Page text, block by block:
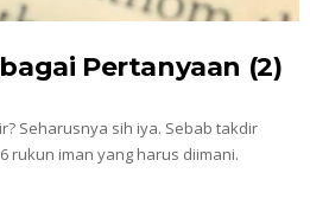
Pertanyaan (2)
Seharusnya sih iya. Sebab takdir
rukun iman yang harus diimani.